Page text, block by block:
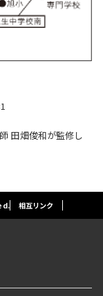
田畑俊和が監修し
相互リンク